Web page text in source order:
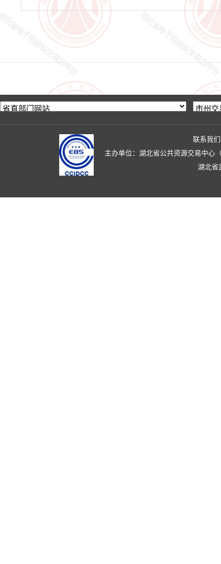
联系我们
主办单位：湖北省公共资源交易中心
湖北省